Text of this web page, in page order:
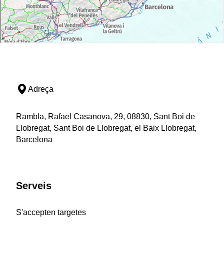
Adreça
Rambla, Rafael Casanova, 29, 08830, Sant Boi de
Llobregat, Sant Boi de Llobregat, el Baix Llobregat,
Barcelona
Serveis
S'accepten targetes